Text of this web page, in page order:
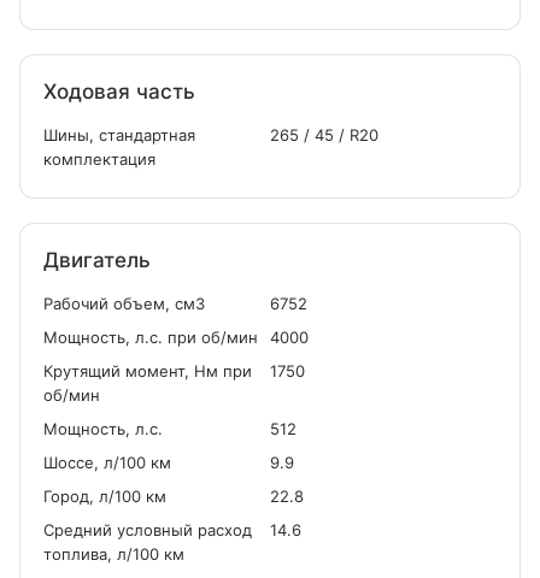
Ходовая часть
Шины, стандартная
комплектация
265 / 45 / R20
Двигатель
Рабочий объем, см3
6752
Мощность, л.с. при об/мин
4000
Крутящий момент, Нм при
об/мин
1750
Мощность, л.с.
512
Шоссе, л/100 км
9.9
Город, л/100 км
22.8
Средний условный расход
топлива, л/100 км
14.6